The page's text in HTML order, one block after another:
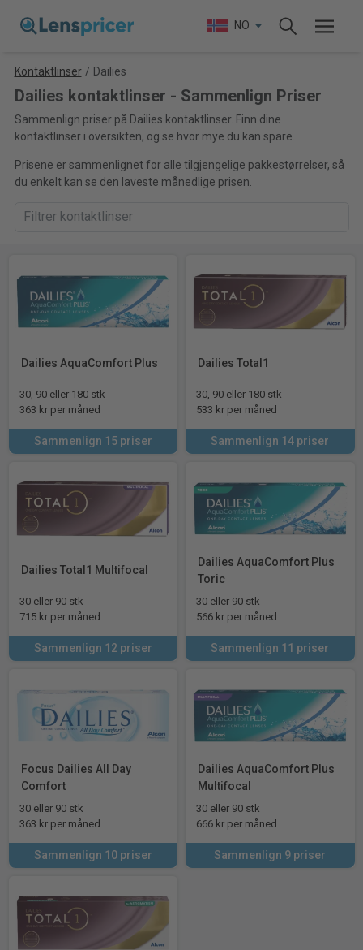
NO
Kontaktlinser / Dailies
Dailies kontaktlinser - Sammenlign Priser
Sammenlign priser på Dailies kontaktlinser. Finn dine
kontaktlinser i oversikten, og se hvor mye du kan spare.
Prisene er sammenlignet for alle tilgjengelige pakkestørrelser, så
du enkelt kan se den laveste månedlige prisen.
Dailies AquaComfort Plus
30, 90 eller 180 stk
363 kr per måned
Sammenlign 15 priser
Dailies Total1
30, 90 eller 180 stk
533 kr per måned
Sammenlign 14 priser
Dailies Total1 Multifocal
30 eller 90 stk
715 kr per måned
Sammenlign 12 priser
Dailies AquaComfort Plus
Toric
30 eller 90 stk
566 kr per måned
Sammenlign 11 priser
Focus Dailies All Day
Comfort
30 eller 90 stk
363 kr per måned
Sammenlign 10 priser
Dailies AquaComfort Plus
Multifocal
30 eller 90 stk
666 kr per måned
Sammenlign 9 priser